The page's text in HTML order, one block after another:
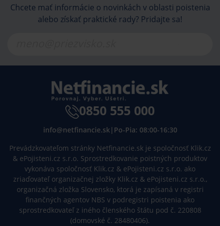
Chcete mať informácie o novinkách v oblasti poistenia
alebo získať praktické rady? Pridajte sa!
0850 555 000
info@netfinancie.sk | Po-Pia: 08:00-16:30
Prevádzkovateľom stránky Netfinancie.sk je spoločnosť Klik.cz
& ePojisteni.cz s.r.o. Sprostredkovanie poistných produktov
vykonáva spoločnosť Klik.cz & ePojisteni.cz s.r.o. ako
zriaďovateľ organizačnej zložky Klik.cz & ePojisteni.cz s.r.o.,
organizačná zložka Slovensko, ktorá je zapísaná v registri
finančných agentov NBS v podregistri poistenia ako
sprostredkovateľ z iného členského štátu pod č. 220808
(domovské č. 28480406).